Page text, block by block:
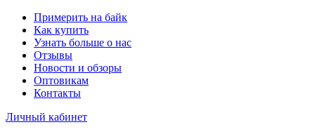
Примерить на байк
Как купить
Узнать больше о нас
Отзывы
Новости и обзоры
Оптовикам
Контакты
Личный кабинет